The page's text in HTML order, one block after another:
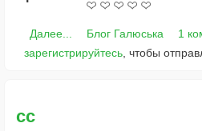
Далее... Блог Галюська 1
зарегистрируйтесь , чтобы
сс